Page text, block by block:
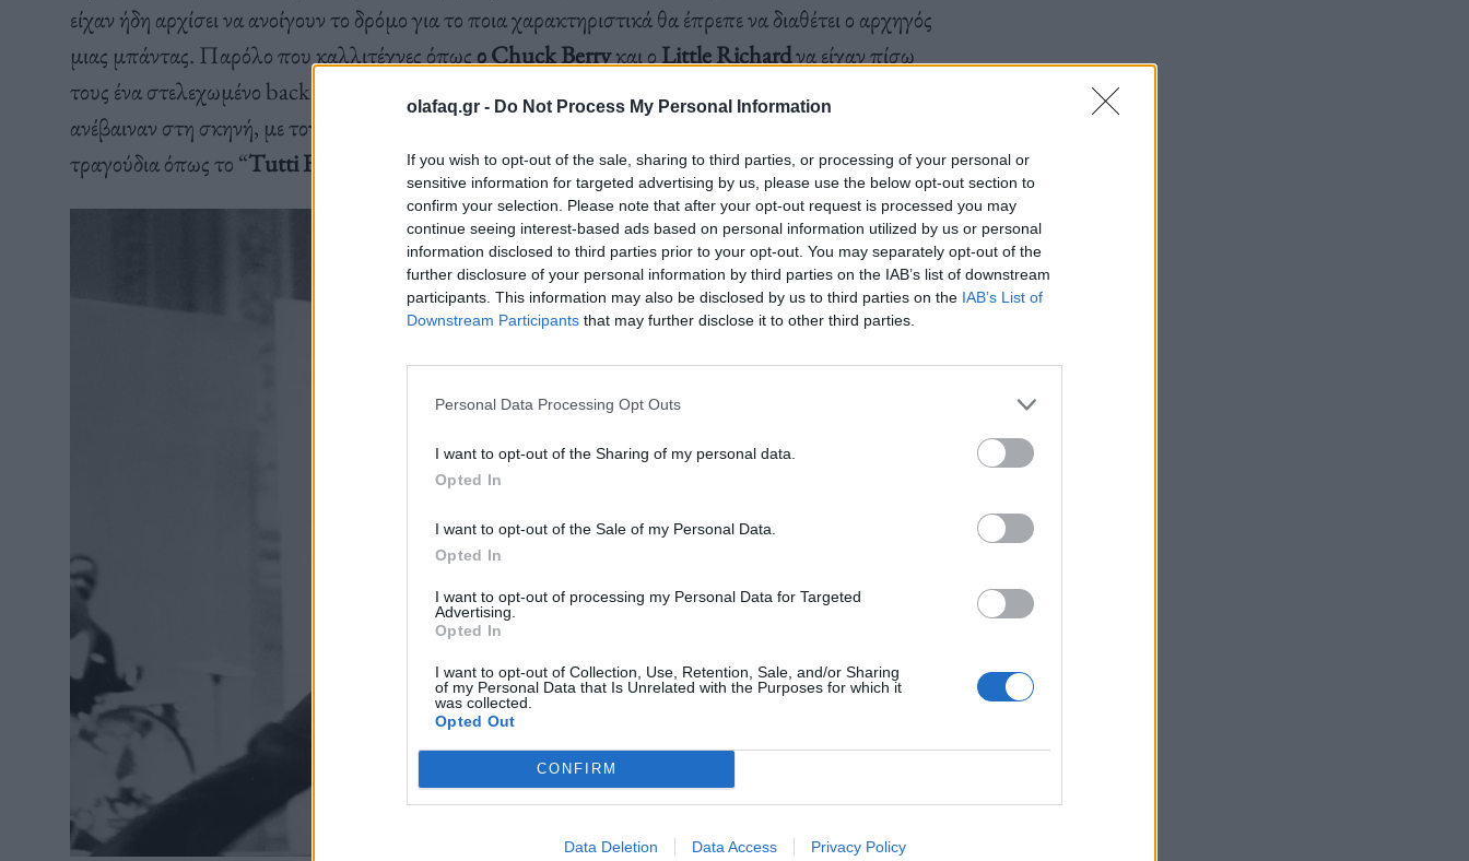
olafaq.gr - Do Not Process My Personal Information
If you wish to opt-out of the sale, sharing to third parties, or processing of your personal or
sensitive information for targeted advertising by us, please use the below opt-out section to
confirm your selection. Please note that after your opt-out request is processed you may
continue seeing interest-based ads based on personal information utilized by us or personal
information disclosed to third parties prior to your opt-out. You may separately opt-out of the
further disclosure of your personal information by third parties on the IAB’s list of downstream
participants. This information may also be disclosed by us to third parties on the IAB’s List of
Downstream Participants that may further disclose it to other third parties.
Personal Data Processing Opt Outs
I want to opt-out of the Sharing of my personal data.
Opted In
I want to opt-out of the Sale of my Personal Data.
Opted In
I want to opt-out of processing my Personal Data for Targeted
Advertising.
Opted In
I want to opt-out of Collection, Use, Retention, Sale, and/or Sharing
of my Personal Data that Is Unrelated with the Purposes for which it
was collected.
Opted Out
CONFIRM
Data Deletion Data Access Privacy Policy
είχαν ήδη αρχίσει να ανοίγουν το δρόμο για το ποια χαρακτηριστικά θα έπρεπε να διαθέτει ο αρχηγός
μιας μπάντας. Παρόλο που καλλιτέχνες όπως οChuckBerryκαι ο LittleRichardνα είχαν πίσω
τους ένα στελεχωμένο backing band, όλα εξαρτώνται από το πώς τραγουδούσαν κάθε φορά που
ανέβαιναν στη σκηνή, με τον Richard να σκίζει τον λάρυγγά του κάθε φορά που τραγουδούσε
τραγούδια όπως το “TuttiFrutti